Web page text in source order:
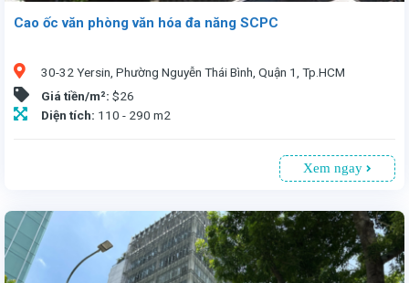
Cao ốc văn phòng văn hóa đa năng SCPC
30-32 Yersin, Phường Nguyễn Thái Bình, Quận 1, Tp.HCM
Giá tiền/m²: $26
Diện tích: 110 - 290 m2
Xem ngay